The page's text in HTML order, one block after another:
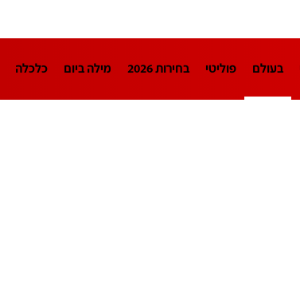
בעולם פוליטי בחירות 2026 מילה ביום כלכלה